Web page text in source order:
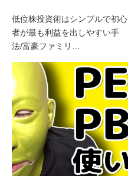
低位株投資術はシンプルで初心
者が最も利益を出しやすい手
法/富豪ファミリ…